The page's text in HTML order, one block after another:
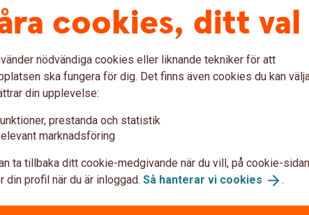
Reseskada i
och skadeanmälan
cookies, ditt val
nödvändiga cookies eller liknande tekniker för att
ska fungera för dig. Det finns även cookies du kan
din upplevelse:
prestanda och statistik
marknadsföring
ta tillbaka ditt cookie-medgivande när du vill, på cookie-
din profil när du är inloggad. Så hanterar vi cookies .